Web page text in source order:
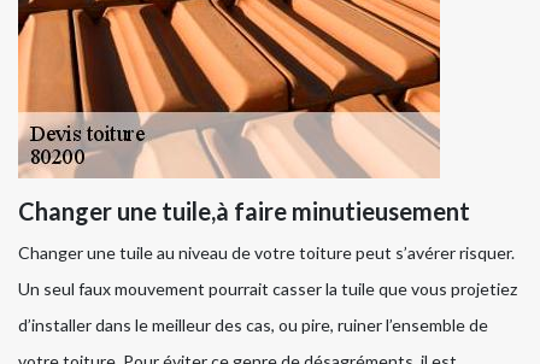
Changer une tuile,à faire minutieusement
Changer une tuile au niveau de votre toiture peut s’avérer risquer.
Un seul faux mouvement pourrait casser la tuile que vous projetiez
d’installer dans le meilleur des cas, ou pire, ruiner l’ensemble de